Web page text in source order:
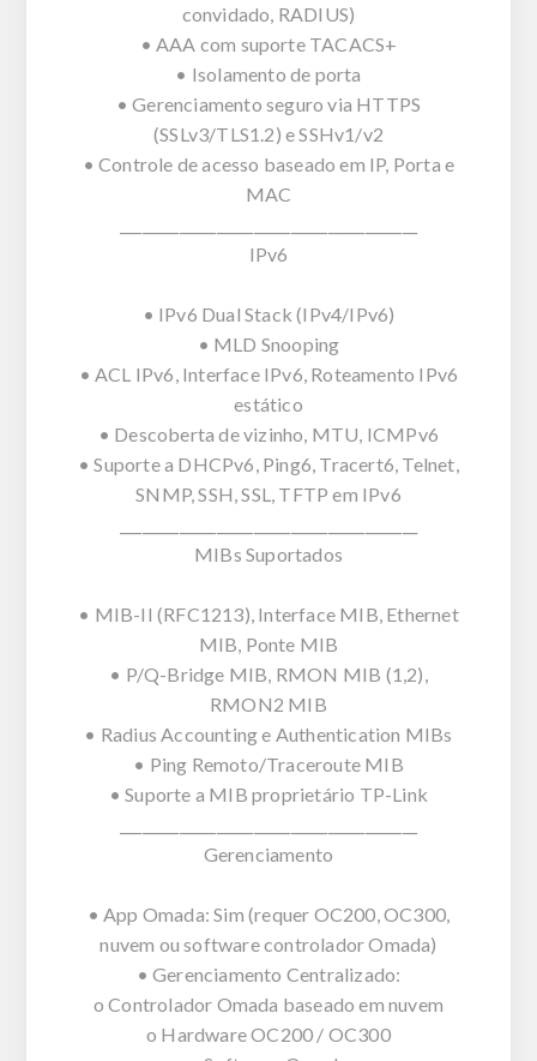
convidado, RADIUS)
• AAA com suporte TACACS+
• Isolamento de porta
• Gerenciamento seguro via HTTPS
(SSLv3/TLS1.2) e SSHv1/v2
• Controle de acesso baseado em IP, Porta e
MAC
IPv6
• IPv6 Dual Stack (IPv4/IPv6)
• MLD Snooping
• ACL IPv6, Interface IPv6, Roteamento IPv6
estático
• Descoberta de vizinho, MTU, ICMPv6
• Suporte a DHCPv6, Ping6, Tracert6, Telnet,
SNMP, SSH, SSL, TFTP em IPv6
MIBs Suportados
• MIB-II (RFC1213), Interface MIB, Ethernet
MIB, Ponte MIB
• P/Q-Bridge MIB, RMON MIB (1,2),
RMON2 MIB
• Radius Accounting e Authentication MIBs
• Ping Remoto/Traceroute MIB
• Suporte a MIB proprietário TP-Link
Gerenciamento
• App Omada: Sim (requer OC200, OC300,
nuvem ou software controlador Omada)
• Gerenciamento Centralizado:
o Controlador Omada baseado em nuvem
o Hardware OC200 / OC300